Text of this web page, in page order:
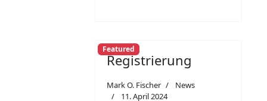
Featured
Registrierung
Mark O. Fischer
News
11. April 2024